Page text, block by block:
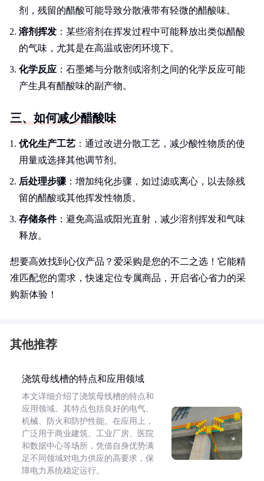
剂，残留的醋酸可能导致分散液带有轻微的醋酸味。
溶剂挥发 ：某些溶剂在挥发过程中可能释放出类似醋酸
的气味，尤其是在高温或密闭环境下。
化学反应 ：石墨烯与分散剂或溶剂之间的化学反应可能
产生具有醋酸味的副产物。
三、如何减少醋酸味
优化生产工艺 ：通过改进分散工艺，减少酸性物质的使
用量或选择其他调节剂。
后处理步骤 ：增加纯化步骤，如过滤或离心，以去除残
留的醋酸或其他挥发性物质。
存储条件：避免高温或阳光直射，减少溶剂挥发和气味
释放。
想要高效找到心仪产品？爱采购是您的不二之选！它能精
准匹配您的需求，快速定位专属商品，开启省心省力的采
购新体验！
其他推荐
浇筑母线槽的特点和应用领域
本文详细介绍了浇筑母线槽的特点和
应用领域。其特点包括良好的电气、
机械、防火和防护性能。在应用上，
广泛用于商业建筑、工业厂房、医院
和数据中心等场所，凭借自身优势满
足不同领域对电力供应的高要求，保
障电力系统稳定运行。